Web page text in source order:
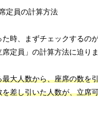
た時、まずチェックする
定員」の計算方法に迫りま
大人数から、座席の数を
差し引いた人数が、立席